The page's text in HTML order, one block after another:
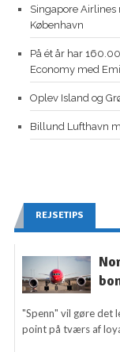
Singapore
København
På ét år har
Economy med
Oplev Island og
Billund Lufthavn
REJSETIPS
"Spenn" vil gøre det
point på tværs af